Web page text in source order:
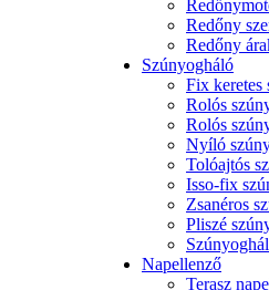
Redőny
Redőny
Szúnyogháló
Fix keretes
Rolós
Rolós
Nyíló
Tolóajtós
Isso-fix
Zsanéros
Pliszé
Napellenző
Terasz